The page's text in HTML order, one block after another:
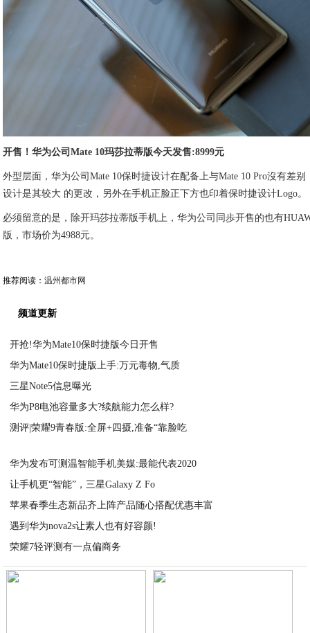
开售！华为公司Mate 10玛莎拉蒂版今天发售:8999元
外型层面，华为公司Mate 10保时捷设计在配备上与Mate 10 Pro沒有差
设计是其较大 的更改，另外在手机正脸正下方也印着保时捷设计Logo。
必须留意的是，除开玛莎拉蒂版手机上，华为公司同歩开售的也有
版，市场价为4988元。
推荐阅读：温州都市网
频道更新
开抢!华为Mate10保时捷版今日开售
华为Mate10保时捷版上手:万元毒物,气质
三星Note5信息曝光
华为P8电池容量多大?续航能力怎么样?
测评|荣耀9青春版:全屏+四摄,准备“靠脸吃
华为发布可测温智能手机美媒:最能代表2020
让手机更“智能”，三星Galaxy Z Fo
苹果春季生态新品齐上阵产品随心搭配优惠丰富
遇到华为nova2s让素人也有好容颜!
荣耀7轻评测有一点偏商务
2020-09-22